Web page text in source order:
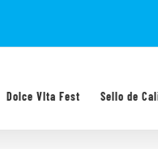
Dolce VIta Fest Sello de